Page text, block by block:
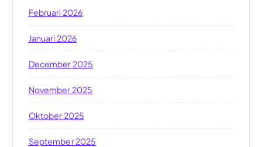
Februari 2026
Januari 2026
December 2025
November 2025
Oktober 2025
September 2025